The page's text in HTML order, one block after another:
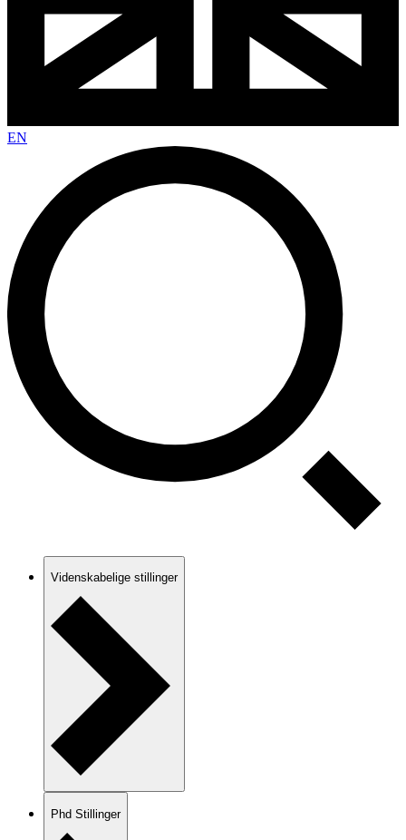
EN
Videnskabelige stillinger
Phd Stillinger